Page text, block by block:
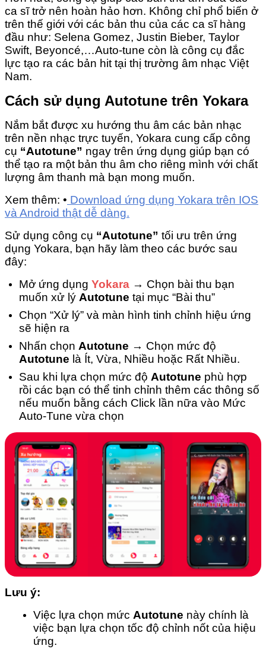
ca sĩ trở nên hoàn hảo hơn. Không chỉ phổ biến ở
trên thế giới với các bản thu của các ca sĩ hàng
đầu như: Selena Gomez, Justin Bieber, Taylor
Swift, Beyoncé,…Auto-tune còn là công cụ đắc
lực tạo ra các bản hit tại thị trường âm nhạc Việt
Nam.
Cách sử dụng Autotune trên Yokara
Nắm bắt được xu hướng thu âm các bản nhạc
trên nền nhạc trực tuyến, Yokara cung cấp công
cụ “Autotune” ngay trên ứng dụng giúp bạn có
thể tạo ra một bản thu âm cho riêng mình với chất
lượng âm thanh mà bạn mong muốn.
Xem thêm: • Download ứng dụng Yokara trên IOS
và Android thật dễ dàng.
Sử dụng công cụ “Autotune” tối ưu trên ứng
dụng Yokara, bạn hãy làm theo các bước sau
đây:
Mở ứng dụng Yokara → Chọn bài thu bạn
muốn xử lý Autotune tại mục “Bài thu”
Chọn “Xử lý” và màn hình tinh chỉnh hiệu ứng
sẽ hiện ra
Nhấn chọn Autotune → Chọn mức độ
Autotune là Ít, Vừa, Nhiều hoặc Rất Nhiều.
Sau khi lựa chọn mức độ Autotune phù hợp
rồi các bạn có thể tinh chỉnh thêm các thông số
nếu muốn bằng cách Click lần nữa vào Mức
Auto-Tune vừa chọn
Lưu ý:
Việc lựa chọn mức Autotune này chính là
việc bạn lựa chọn tốc độ chỉnh nốt của hiệu
ứng.